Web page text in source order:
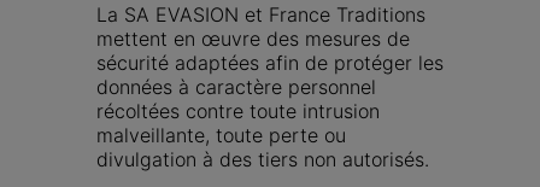
La SA EVASION et France Traditions
mettent en œuvre des mesures de
sécurité adaptées afin de protéger les
données à caractère personnel
récoltées contre toute intrusion
malveillante, toute perte ou
divulgation à des tiers non autorisés.